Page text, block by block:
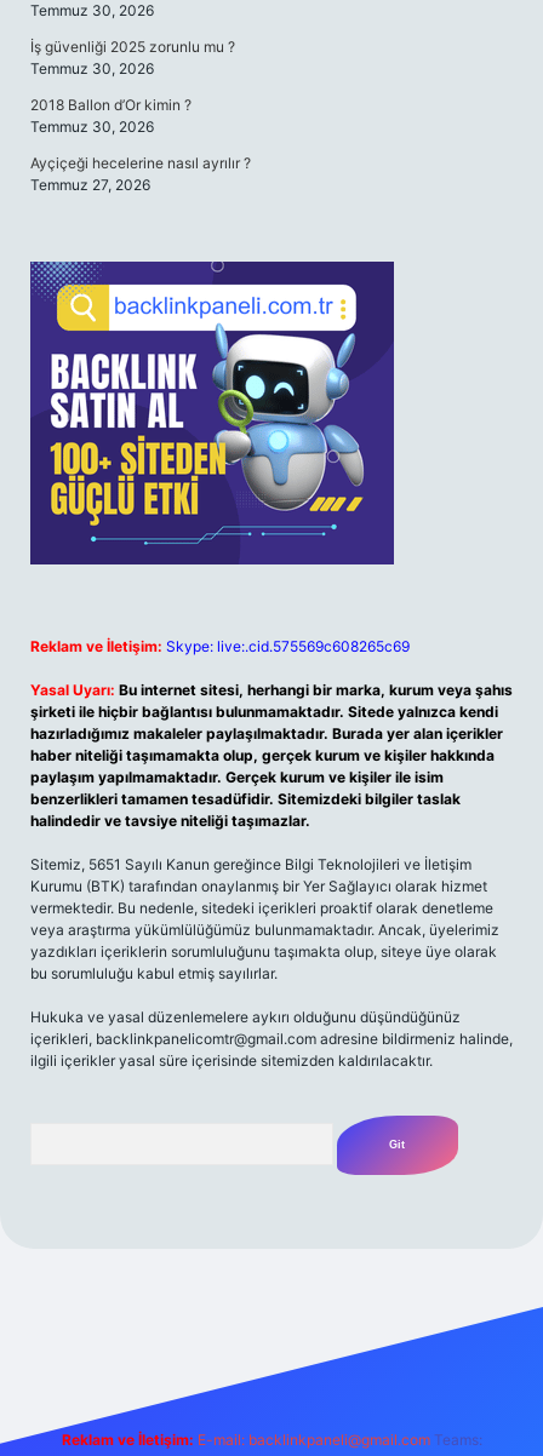
Temmuz 30, 2026
İş güvenliği 2025 zorunlu mu ?
Temmuz 30, 2026
2018 Ballon d’Or kimin ?
Temmuz 30, 2026
Ayçiçeği hecelerine nasıl ayrılır ?
Temmuz 27, 2026
Reklam ve İletişim: Skype: live:.cid.575569c608265c69
Yasal Uyarı: Bu internet sitesi, herhangi bir marka, kurum veya şahıs
şirketi ile hiçbir bağlantısı bulunmamaktadır. Sitede yalnızca kendi
hazırladığımız makaleler paylaşılmaktadır. Burada yer alan içerikler
haber niteliği taşımamakta olup, gerçek kurum ve kişiler hakkında
paylaşım yapılmamaktadır. Gerçek kurum ve kişiler ile isim
benzerlikleri tamamen tesadüfidir. Sitemizdeki bilgiler taslak
halindedir ve tavsiye niteliği taşımazlar.
Sitemiz, 5651 Sayılı Kanun gereğince Bilgi Teknolojileri ve İletişim
Kurumu (BTK) tarafından onaylanmış bir Yer Sağlayıcı olarak hizmet
vermektedir. Bu nedenle, sitedeki içerikleri proaktif olarak denetleme
veya araştırma yükümlülüğümüz bulunmamaktadır. Ancak, üyelerimiz
yazdıkları içeriklerin sorumluluğunu taşımakta olup, siteye üye olarak
bu sorumluluğu kabul etmiş sayılırlar.
Hukuka ve yasal düzenlemelere aykırı olduğunu düşündüğünüz
içerikleri, backlinkpanelicomtr@gmail.com adresine bildirmeniz halinde,
ilgili içerikler yasal süre içerisinde sitemizden kaldırılacaktır.
Reklam ve İletişim: E-mail: backlinkpaneli@gmail.com Teams: